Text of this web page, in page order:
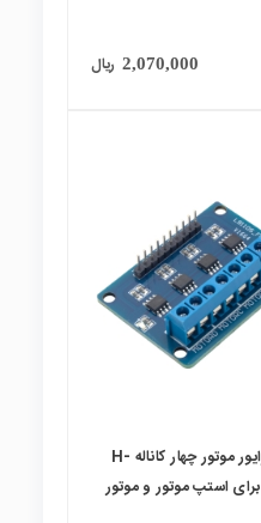
2,070,000 ریال
ماژول درایور موتور چهار کاناله H-
Bridge برای استپ موتور و موتور